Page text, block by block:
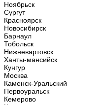
Ноябрьск
Сургут
Красноярск
Новосибирск
Барнаул
Тобольск
Нижневартовск
Ханты-мансийск
Кунгур
Москва
Каменск-Уральский
Первоуральск
Кемерово